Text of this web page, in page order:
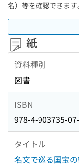
名）等を確認できます。
紙
資料種別
図書
ISBN
978-4-903735-
タイトル
名文で巡る国宝